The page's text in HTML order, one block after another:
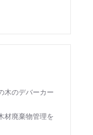
木のデバーカー
材廃棄物管理を